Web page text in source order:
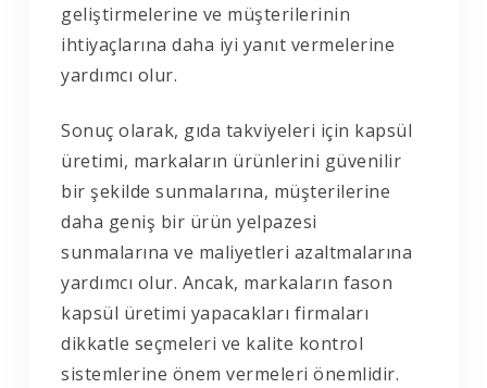
geliştirmelerine ve müşterilerinin
ihtiyaçlarına daha iyi yanıt vermelerine
yardımcı olur.
Sonuç olarak, gıda takviyeleri için kapsül
üretimi, markaların ürünlerini güvenilir
bir şekilde sunmalarına, müşterilerine
daha geniş bir ürün yelpazesi
sunmalarına ve maliyetleri azaltmalarına
yardımcı olur. Ancak, markaların fason
kapsül üretimi yapacakları firmaları
dikkatle seçmeleri ve kalite kontrol
sistemlerine önem vermeleri önemlidir.